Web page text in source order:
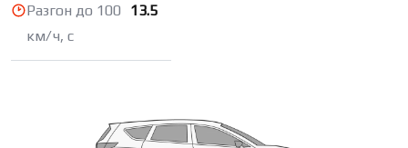
Разгон до 100
км/ч, с
13.5